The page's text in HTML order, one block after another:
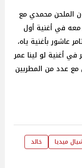
الملحن محمدي مع
معه في أغنية أول
عاشور بأغنية ياه،
في أغنية لو لينا عمر
مع عدد من المطربين
ميديا
خالد